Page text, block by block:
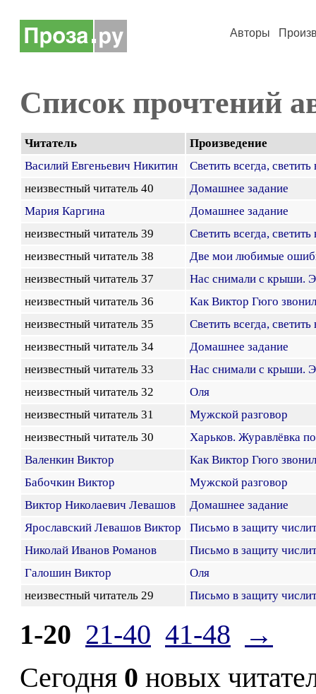
Авторы
Список прочтений
Читатель
Произведение
Василий Евгеньевич Никитин
Светить всегда, светить
неизвестный читатель 40
Домашнее задание
Мария Каргина
Домашнее задание
неизвестный читатель 39
Светить всегда, светить
неизвестный читатель 38
Две мои любимые
неизвестный читатель 37
Нас снимали с крыши.
неизвестный читатель 36
Как Виктор Гюго
неизвестный читатель 35
Светить всегда, светить
неизвестный читатель 34
Домашнее задание
неизвестный читатель 33
Нас снимали с крыши.
неизвестный читатель 32
Оля
неизвестный читатель 31
Мужской разговор
неизвестный читатель 30
Харьков. Журавлёвка
Валенкин Виктор
Как Виктор Гюго
Бабочкин Виктор
Мужской разговор
Виктор Николаевич Левашов
Домашнее задание
Ярославский Левашов Виктор
Письмо в защиту
Николай Иванов Романов
Письмо в защиту
Галошин Виктор
Оля
неизвестный читатель 29
Письмо в защиту
1-20 21-40 41-48
→
Сегодня 0 новых